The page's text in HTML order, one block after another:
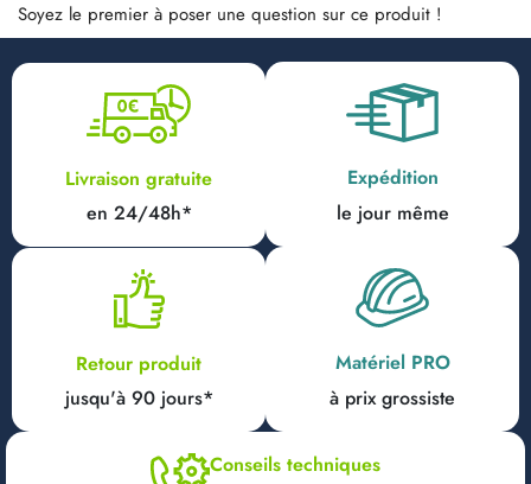
Soyez le premier à poser une question sur ce produit !
Livraison gratuite
en 24/48h*
Expédition
le jour même
Retour produit
jusqu'à 90 jours*
Matériel PRO
à prix grossiste
Conseils techniques